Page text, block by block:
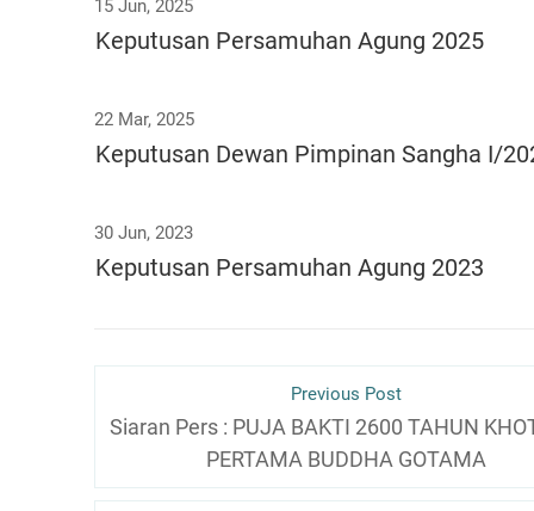
dengan disertai penghargaan dan terima
beserta segenap jajaran anggota
Pasal 2 :
Ditetapkan di Vihara
MAHASANGHASABHA
SANGHA
15 Jun, 2025
Keputusan Persamuhan Agung 2025
22 Mar, 2025
Keputusan Dewan Pimpinan Sangha I/
30 Jun, 2023
Keputusan Persamuhan Agung 2023
Previous Post
Siaran Pers : PUJA BAKTI 2600 TAHUN
PERTAMA BUDDHA GOTAMA